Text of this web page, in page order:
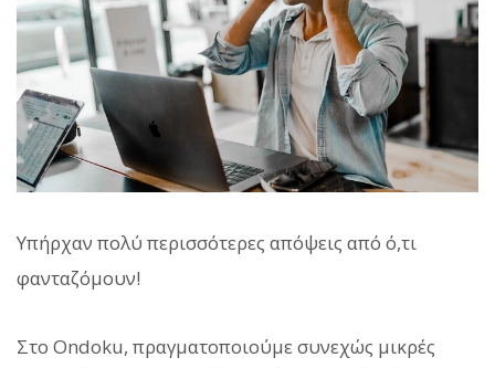
Υπήρχαν πολύ περισσότερες απόψεις από ό,τι
φανταζόμουν!
Στο Ondoku, πραγματοποιούμε συνεχώς μικρές